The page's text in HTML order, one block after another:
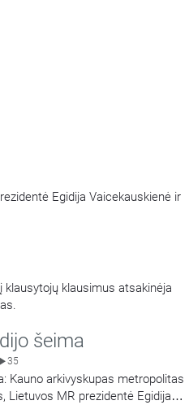
Egidija Vaicekauskienė ir
klausytojų klausimus atsakinėja
šeima
35
Kauno arkivyskupas metropolitas
Lietuvos MR prezidentė Egidija